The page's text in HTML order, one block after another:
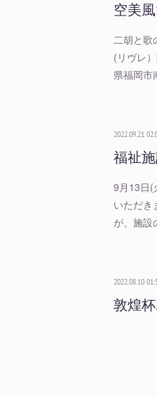
空美
二胡と歌
(リヴレ
県福岡市
2022.09.21
福祉
9月13日(
いただき
が、施設
2022.08.10
敦煌